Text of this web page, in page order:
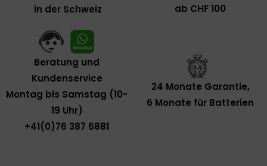
in der Schweiz
ab CHF 100
Beratung und
Kundenservice
Montag bis Samstag (10-
19 Uhr)
+41(0)76 387 6881
24 Monate Garantie,
6 Monate für Batterien